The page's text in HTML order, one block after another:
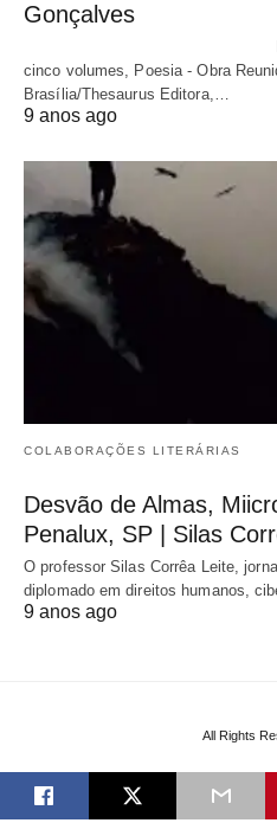
Gonçalves
I Primeiro de
cinco volumes, Poesia - Obra
Brasília/Thesaurus Editora,…
9 anos ago
COLABORAÇÕES LITERÁRIAS
Desvão de Almas,
Penalux, SP | Silas
O professor Silas Corrêa Leite,
diplomado em direitos humanos,
9 anos ago
All Rights